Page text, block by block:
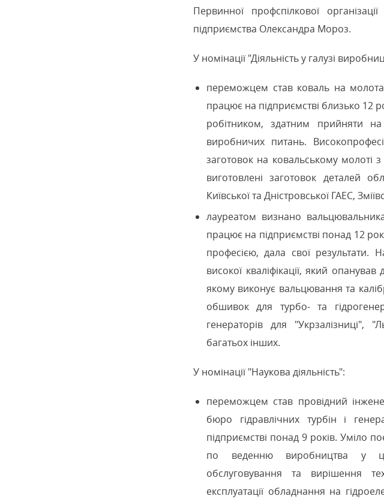
Первинної профспілкової
підприємства Олександра Мороз.
У номінації "Діяльність у галузі
переможцем став коваль на
працює на підприємстві близько 12
робітником, здатним прийняти на
виробничих питань.
заготовок на ковальському молоті
виготовлені заготовок деталей
Київської та Дністровської ГАЕС,
лауреатом визнано
працює на підприємстві понад 12
професією, дала свої результати.
високої кваліфікації, який
якому виконує вальцювання та
обшивок для турбо- та
генераторів для "Укрзалізниці",
багатьох інших.
У номінації "Наукова діяльність":
переможцем став провідний
бюро гідравлічних турбін і
підприємстві понад 9 років. Уміло
по веденню виробництва у
обслуговування та вирішення
експлуатації обладнання на